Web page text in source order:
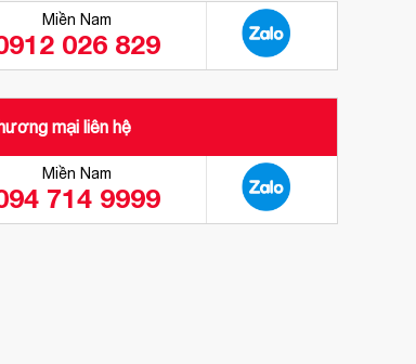
Miền Nam
026 829
mại liên hệ
Miền Nam
714 9999